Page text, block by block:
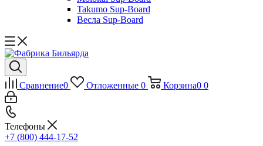
Takumo Sup-Board
Весла Sup-Board
Сравнение0 Отложенные 0 Корзина0 0
Телефоны
+7 (800) 444-17-52